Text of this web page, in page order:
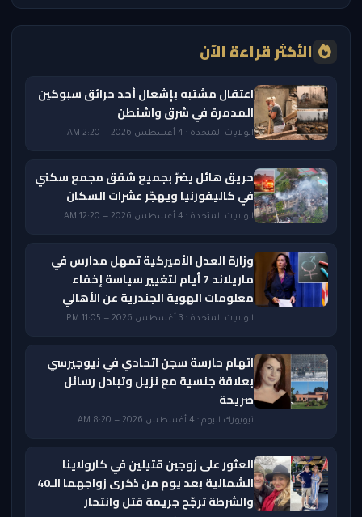
الأكثر قراءة الآن
اعتقال مشتبه بإشعال أحد حرائق سبوكين
المدمرة في شرق واشنطن
الولايات المتحدة · 4 أغسطس 2026 — 2:20 AM
حريق هائل يضرّ بجميع شقق مجمع سكني
في كاليفورنيا ويهجّر عشرات السكان
الولايات المتحدة · 4 أغسطس 2026 — 12:20 AM
وزارة العدل الأميركية تمهل مدارس في
ماريلاند 7 أيام لتغيير سياسة إخفاء
معلومات الهوية الجندرية عن الأهالي
الولايات المتحدة · 3 أغسطس 2026 — 11:05 PM
اتهام حارسة سجن اتحادي في نيوجيرسي
بعلاقة جنسية مع نزيل وتبادل رسائل
صريحة
نيويورك اليوم · 4 أغسطس 2026 — 8:20 AM
العثور على زوجين قتيلين في كارولاينا
الشمالية بعد يوم من ذكرى زواجهما الـ40
والشرطة ترجّح جريمة قتل وانتحار